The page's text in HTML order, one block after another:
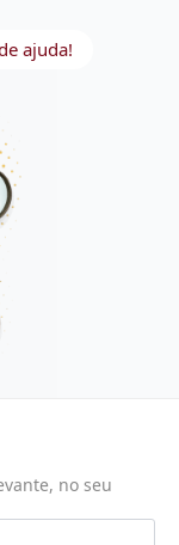
ajuda!
no seu